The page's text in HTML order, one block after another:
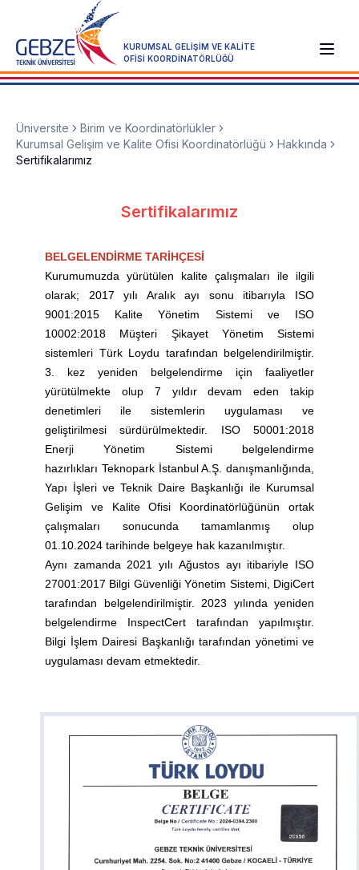
KURUMSAL GELİŞİM VE KALİTE
OFİSİ KOORDİNATÖRLÜĞÜ
Üniversite
Birim ve Koordinatörlükler
Kurumsal Gelişim ve Kalite Ofisi Koordinatörlüğü
Hakkında
Sertifikalarımız
Sertifikalarımız
BELGELENDİRME TARİHÇESİ
Kurumumuzda yürütülen kalite çalışmaları ile ilgili
olarak; 2017 yılı Aralık ayı sonu itibarıyla ISO
9001:2015 Kalite Yönetim Sistemi ve ISO
10002:2018 Müşteri Şikayet Yönetim Sistemi
sistemleri Türk Loydu tarafından belgelendirilmiştir.
3. kez yeniden belgelendirme için faaliyetler
yürütülmekte olup 7 yıldır devam eden takip
denetimleri ile sistemlerin uygulaması ve
geliştirilmesi sürdürülmektedir. ISO 50001:2018
Enerji Yönetim Sistemi belgelendirme
hazırlıkları Teknopark İstanbul A.Ş. danışmanlığında,
Yapı İşleri ve Teknik Daire Başkanlığı ile Kurumsal
Gelişim ve Kalite Ofisi Koordinatörlüğünün ortak
çalışmaları sonucunda tamamlanmış olup
01.10.2024 tarihinde belgeye hak kazanılmıştır.
Aynı zamanda 2021 yılı Ağustos ayı itibariyle ISO
27001:2017 Bilgi Güvenliği Yönetim Sistemi, DigiCert
tarafından belgelendirilmiştir. 2023 yılında yeniden
belgelendirme InspectCert tarafından yapılmıştır.
Bilgi İşlem Dairesi Başkanlığı tarafından yönetimi ve
uygulaması devam etmektedir.